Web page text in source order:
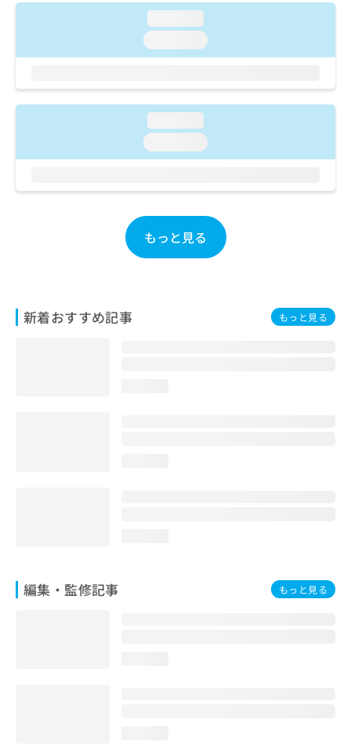
もっと見る
新着おすすめ記事 もっと見る
編集・監修記事 もっと見る
合
せ
は